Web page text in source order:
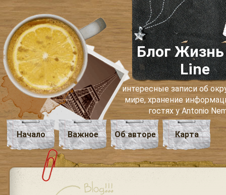
Блог Жизнь
Line
интересные записи об
мире, хранение
гостях у Antonio
Начало Важное Об авторе Карта